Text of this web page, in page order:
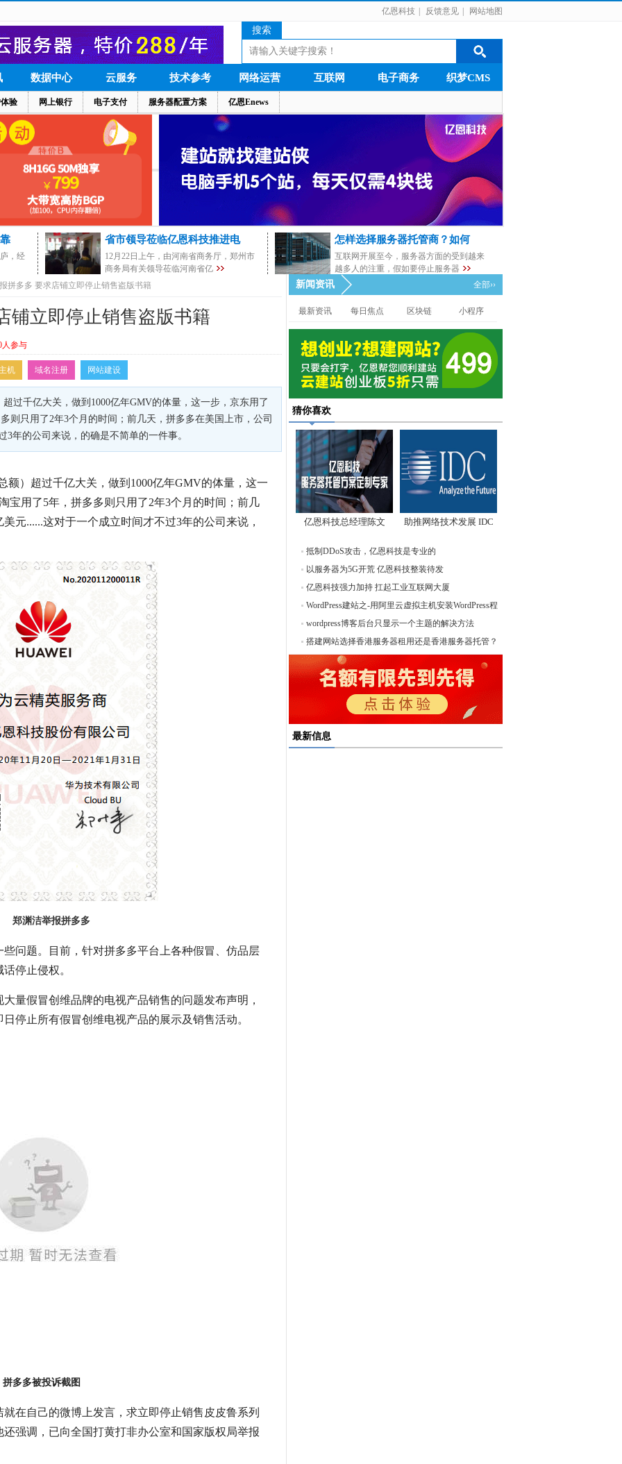
亿恩科技 反馈意见 网站地图
搜索
验 网上银行 电子支付 服务器配置方案 亿恩Enews
数据中心 云服务 技术参考 网络运营 互联网 电子商务 织梦CMS
，经
省市领导莅临亿恩科技推进电
12月22日上午，由河南省商务厅，郑州市
商务局有关领导莅临河南省亿
怎样选择服务器托管商？如何
互联网开展至今，服务器方面的受到越来
越多人的注重，假如要停止服务器
拼多多 要求店铺立即停止销售盗版书籍
铺立即停止销售盗版书籍
人参与
机 域名注册 网站建设
过千亿大关，做到1000亿年GMV的体量，这一步，京东用了
则只用了2年3个月的时间；前几天，拼多多在美国上市，公司
年的公司来说，的确是不简单的一件事。
额）超过千亿大关，做到1000亿年GMV的体量，这一
宝用了5年，拼多多则只用了2年3个月的时间；前几
元......这对于一个成立时间才不过3年的公司来说，
郑渊洁举报拼多多
问题。目前，针对拼多多平台上各种假冒、仿品层
停止侵权。
量假冒创维品牌的电视产品销售的问题发布声明，
停止所有假冒创维电视产品的展示及销售活动。
拼多多被投诉截图
在自己的微博上发言，求立即停止销售皮皮鲁系列
强调，已向全国打黄打非办公室和国家版权局举报
新闻资讯 全部››
最新资讯 每日焦点 区块链 小程序
猜你喜欢
亿恩科技总经理陈文
先
助推网络技术发展 IDC
抵制DDoS攻击，亿恩科技是专业的
以服务器为5G开荒 亿恩科技整装待发
亿恩科技强力加持 扛起工业互联网大厦
WordPress建站之-用阿里云虚拟主机安装WordPress程
序！
wordpress博客后台只显示一个主题的解决方法
搭建网站选择香港服务器租用还是香港服务器托管？
最新信息